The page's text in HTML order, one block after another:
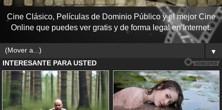
Cine Clásico, Películas de Dominio Público y el mejor Cine
Online que puedes ver gratis y de forma legal en Internet.
▼